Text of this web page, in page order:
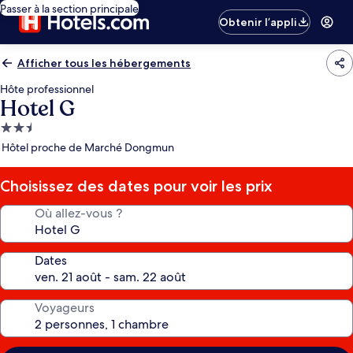
Passer à la section principale
Obtenir l’appli
Afficher tous les hébergements
Hôte professionnel
Hotel G
Hébergement
2.5 étoiles
Hôtel proche de Marché Dongmun
Choisissez des dates pour voir les prix
Où allez-vous ?
Dates
Voyageurs